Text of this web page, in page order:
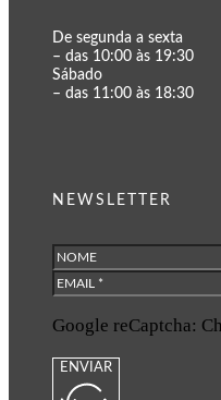
De segunda a sexta
– das 10:00 às 19:30
Sábado
– das 11:00 às 18:30
NEWSLETTER
Google reCaptcha:
ENVIAR